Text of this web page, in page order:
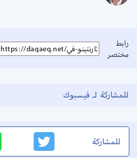
رابط
مختصر
للمشاركة لـ فيسبوك
للمشاركة